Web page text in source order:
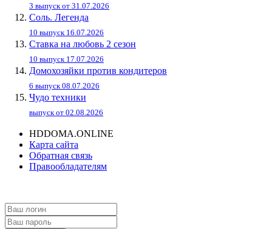
3 выпуск от 31.07.2026
Соль. Легенда
10 выпуск 16.07.2026
Ставка на любовь 2 сезон
10 выпуск 17.07.2026
Домохозяйки против кондитеров
6 выпуск 08.07.2026
Чудо техники
выпуск от 02.08.2026
HDDOMA.ONLINE
Карта сайта
Обратная связь
Правообладателям